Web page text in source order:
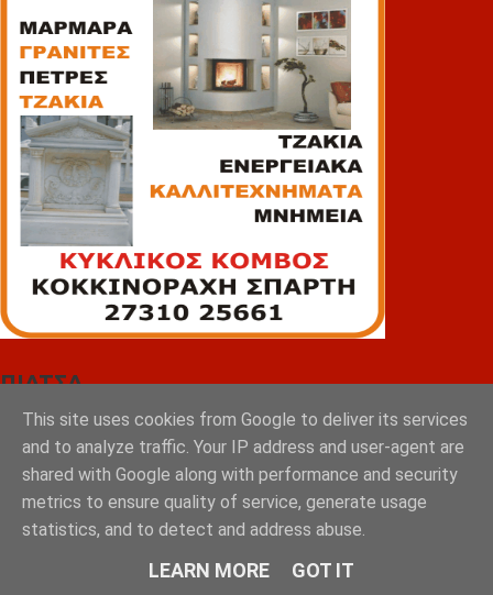
ΠΙΑΤΣΑ
This site uses cookies from Google to deliver its services
and to analyze traffic. Your IP address and user-agent are
shared with Google along with performance and security
metrics to ensure quality of service, generate usage
statistics, and to detect and address abuse.
LEARN MORE GOT IT